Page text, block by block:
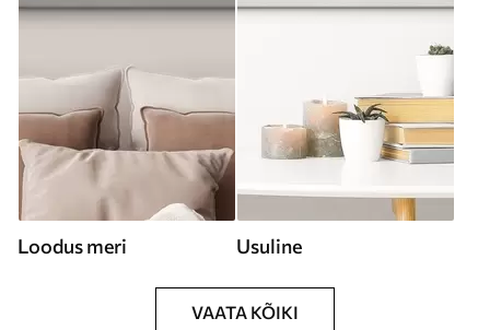
Loodus meri Usuline
VAATA KÕIKI